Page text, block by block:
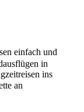
einfach und
in
ins
an